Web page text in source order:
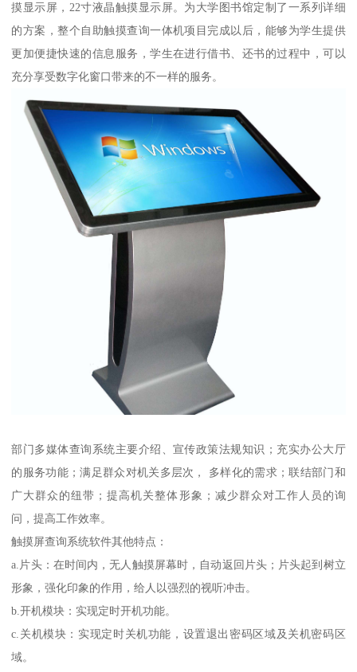
摸显示屏，22寸液晶触摸显示屏。为大学图书馆定制了一系列详细
的方案，整个自助触摸查询一体机项目完成以后，能够为学生提供
更加便捷快速的信息服务，学生在进行借书、还书的过程中，可以
充分享受数字化窗口带来的不一样的服务。
部门多媒体查询系统主要介绍、宣传政策法规知识；充实办公大厅
的服务功能；满足群众对机关多层次， 多样化的需求；联结部门和
广大群众的纽带；提高机关整体形象；减少群众对工作人员的询
问，提高工作效率。
触摸屏查询系统软件其他特点：
a.片头：在时间内，无人触摸屏幕时，自动返回片头；片头起到树立
形象，强化印象的作用，给人以强烈的视听冲击。
b.开机模块：实现定时开机功能。
c.关机模块：实现定时关机功能，设置退出密码区域及关机密码区
域。